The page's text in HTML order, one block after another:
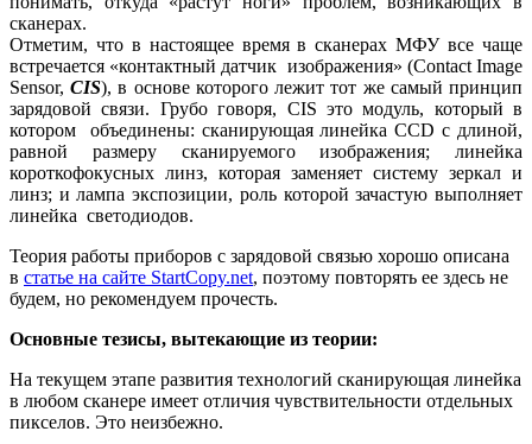
сканерах.
Отметим, что в настоящее время в сканерах МФУ все чаще
встречается «контактный датчик изображения» (Contact Image
Sensor,CIS), в основе которого лежит тот же самый принцип
зарядовой связи. Грубо говоря, CIS это модуль, который в
котором объединены: сканирующая линейка CCD с длиной,
равной размеру сканируемого изображения; линейка
короткофокусных линз, которая заменяет систему зеркал и
линз; и лампа экспозиции, роль которой зачастую выполняет
линейка светодиодов.
Теория работы приборов с зарядовой связью хорошо описана
в статье на сайте StartCopy.net, поэтому повторять ее здесь не
будем, но рекомендуем прочесть.
Основные тезисы, вытекающие из теории:
На текущем этапе развития технологий сканирующая линейка
в любом сканере имеет отличия чувствительности отдельных
пикселов. Это неизбежно.